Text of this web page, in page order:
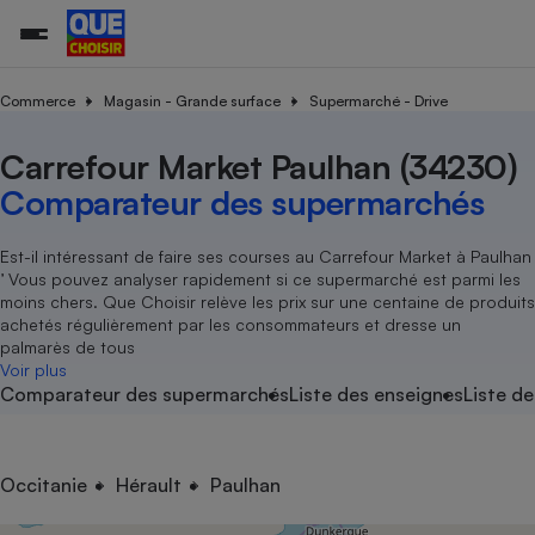
Commerce Magasin - Grande surface Supermarché - Drive
Carrefour Market Paulhan (34230)
Comparateur des supermarchés
Est-il intéressant de faire ses courses au Carrefour Market à Paulhan
’ Vous pouvez analyser rapidement si ce supermarché est parmi les
moins chers. Que Choisir relève les prix sur une centaine de produits
achetés régulièrement par les consommateurs et dresse un
palmarès de tous
Voir plus
Comparateur des supermarchésListe des enseignesListe
Occitanie Hérault Paulhan
Additifs
Magasin - Grande surface
Méthode de vente -
Organismes de défense
Système judiciairegratuit
Déchet
Achat - Vente - Travaux
Location
Sport
électrique
Démarche administrative
Senior
Service marchand
Train
Transport aérien
Toutes les actualités
Enquêtes
Guides d'achat
Conseils
Brèves
Tous les services
Soumettre un litige
Lettres types
Rencontrer une association locale
Tous nos combats
Nos actions
Nos grandes victoires
Les billets de la présidente
Nos associations locales
Nous rejoindre
En savoir plus sur Que Choisir Ensemble
L’association
Nos missions
Notre méthodologie
Notre financement
Nos partenaires
Nous rejoindre